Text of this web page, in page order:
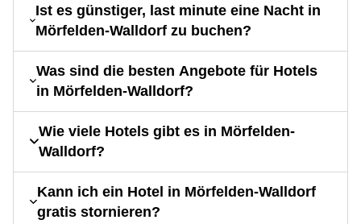
Ist es günstiger, last minute eine Nacht in
Mörfelden-Walldorf zu buchen?
Was sind die besten Angebote für Hotels
in Mörfelden-Walldorf?
Wie viele Hotels gibt es in Mörfelden-
Walldorf?
Kann ich ein Hotel in Mörfelden-Walldorf
gratis stornieren?